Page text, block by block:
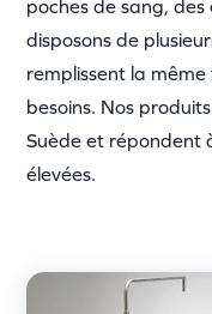
poches de sang,
disposons de
remplissent la
besoins. Nos
Suède et répondent
élevées.